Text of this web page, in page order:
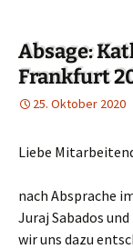
Absage:
Frankfurt
25. Oktober 2020
Liebe
nach Absprache
Juraj Sabados
wir uns dazu